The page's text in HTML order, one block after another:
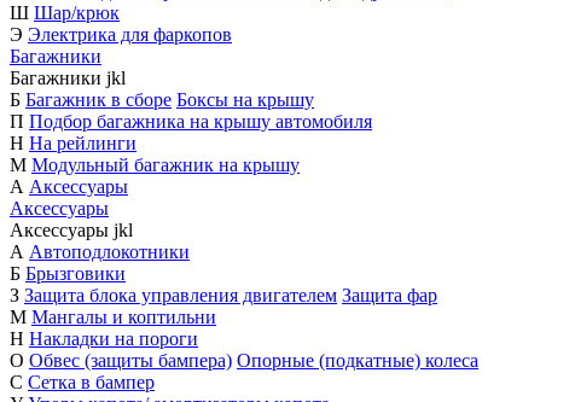
Ш Шар/крюк
Э Электрика для фаркопов
Багажники
Багажники jkl
Б Багажник в сборе Боксы на крышу
П Подбор багажника на крышу автомобиля
Н На рейлинги
М Модульный багажник на крышу
А Аксессуары
Аксессуары
Аксессуары jkl
А Автоподлокотники
Б Брызговики
З Защита блока управления двигателем Защита фар
М Мангалы и коптильни
Н Накладки на пороги
О Обвес (защиты бампера) Опорные (подкатные) колеса
С Сетка в бампер